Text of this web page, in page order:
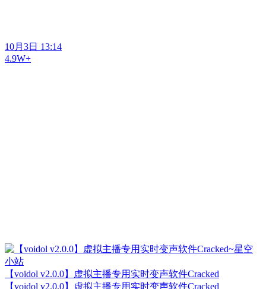
10月3日 13:14
4.9W+
【voidol v2.0.0】虚拟主播专用实时变声软件Cracked
【voidol v2.0.0】虚拟主播专用实时变声软件Cracked